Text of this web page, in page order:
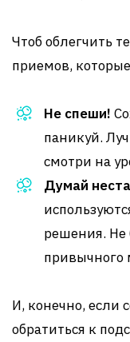
Чтоб облегчить
приемов,
Не спеши!
паникуй.
смотри на
Думай
решения. Не
И, конечно, если
обратиться к